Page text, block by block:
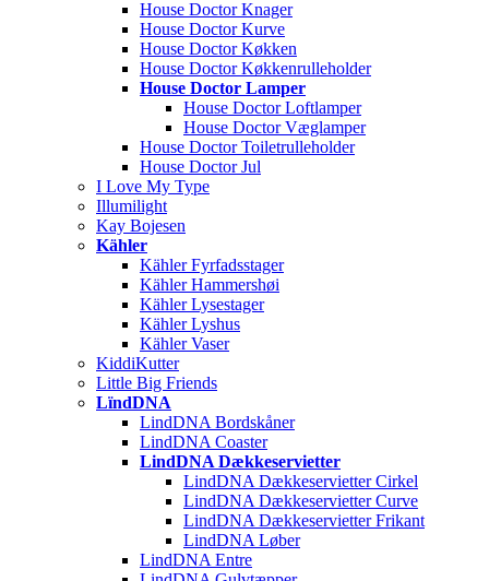
House Doctor Knager
House Doctor Kurve
House Doctor Køkken
House Doctor Køkkenrulleholder
House Doctor Lamper
House Doctor Loftlamper
House Doctor Væglamper
House Doctor Toiletrulleholder
House Doctor Jul
I Love My Type
Illumilight
Kay Bojesen
Kähler
Kähler Fyrfadsstager
Kähler Hammershøi
Kähler Lysestager
Kähler Lyshus
Kähler Vaser
KiddiKutter
Little Big Friends
LïndDNA
LindDNA Bordskåner
LindDNA Coaster
LindDNA Dækkeservietter
LindDNA Dækkeservietter Cirkel
LindDNA Dækkeservietter Curve
LindDNA Dækkeservietter Frikant
LindDNA Løber
LindDNA Entre